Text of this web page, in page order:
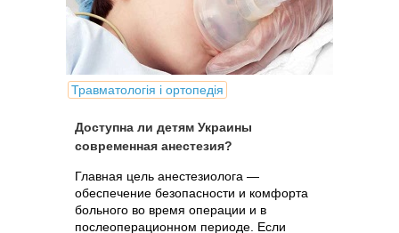
Травматологія і ортопедія
Доступна ли детям Украины
современная анестезия?
Главная цель анестезиолога —
обеспечение безопасности и комфорта
больного во время операции и в
послеоперационном периоде. Если